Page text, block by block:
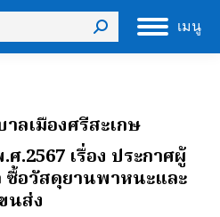
เมนู
ลเมืองศรีสะเกษ
.2567 เรื่อง ประกาศผู้
ซื้อวัสดุยานพาหนะและ
นส่ง